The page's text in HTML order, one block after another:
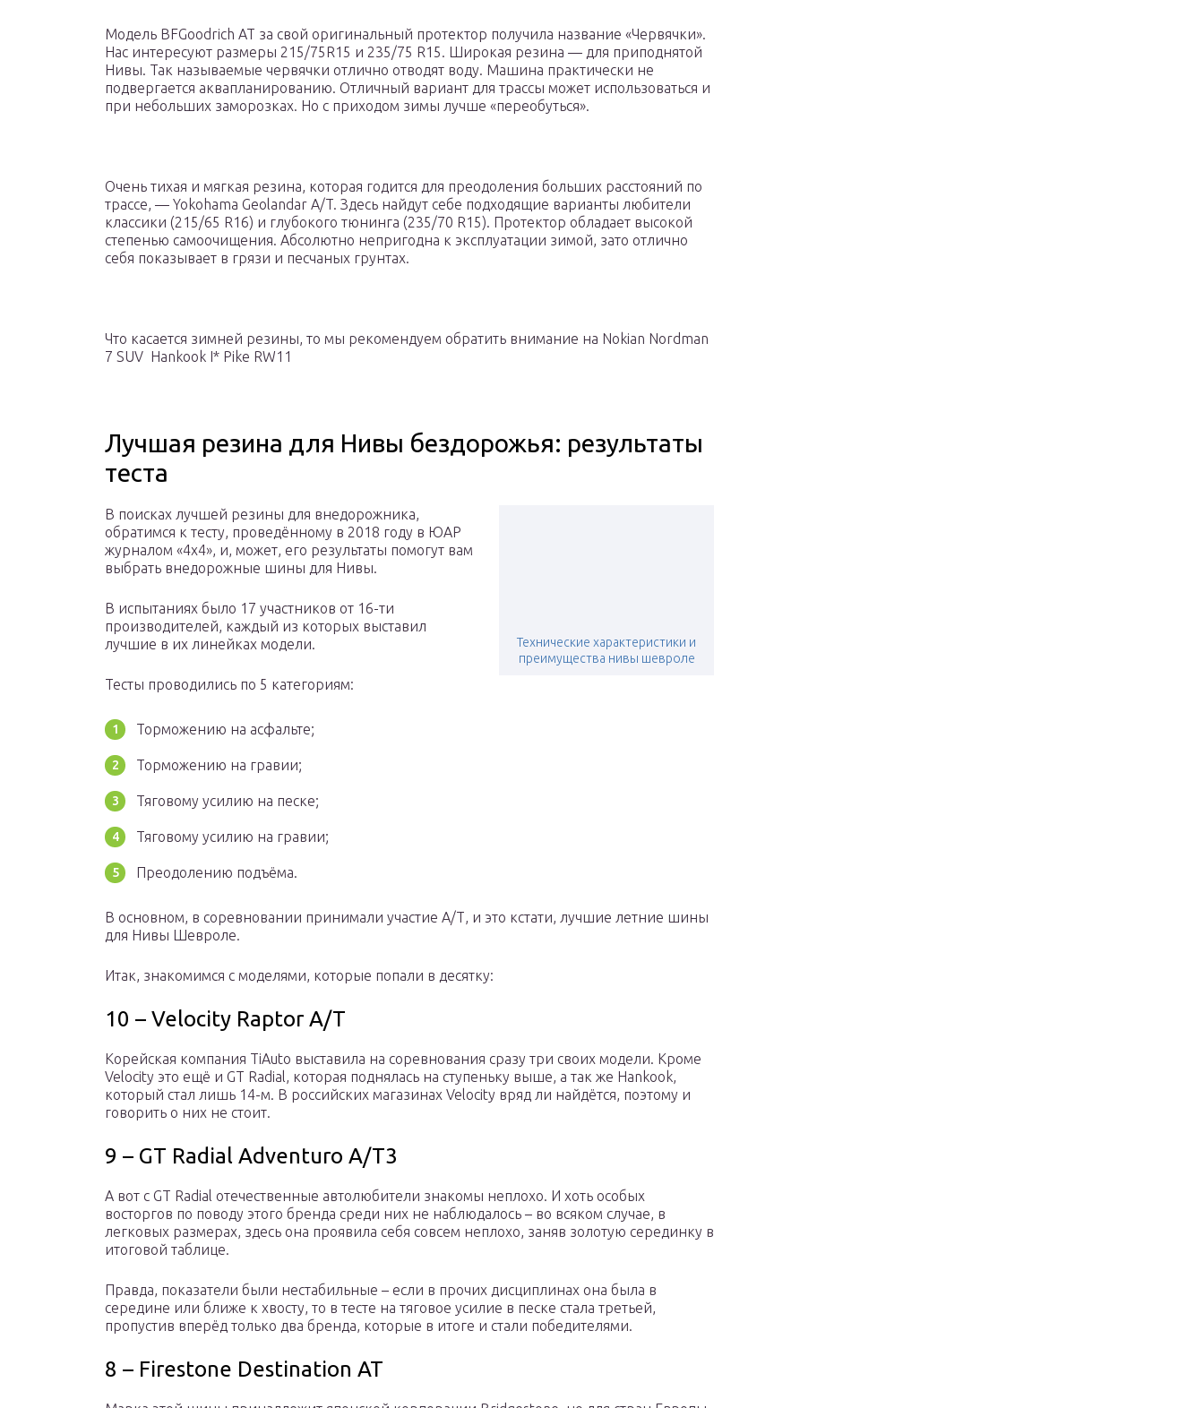
Модель BFGoodrich AT за свой оригинальный протектор получила название «Червячки».
Нас интересуют размеры 215/75R15 и 235/75 R15. Широкая резина — для приподнятой
Нивы. Так называемые червячки отлично отводят воду. Машина практически не
подвергается аквапланированию. Отличный вариант для трассы может использоваться и
при небольших заморозках. Но с приходом зимы лучше «переобуться».
Очень тихая и мягкая резина, которая годится для преодоления больших расстояний по
трассе, — Yokohama Geolandar A/T. Здесь найдут себе подходящие варианты любители
классики (215/65 R16) и глубокого тюнинга (235/70 R15). Протектор обладает высокой
степенью самоочищения. Абсолютно непригодна к эксплуатации зимой, зато отлично
себя показывает в грязи и песчаных грунтах.
Что касается зимней резины, то мы рекомендуем обратить внимание на Nokian Nordman
7 SUV Hankook I* Pike RW11
Лучшая резина для Нивы бездорожья: результаты
теста
Технические характеристики и
преимущества нивы шевроле
В поисках лучшей резины для внедорожника,
обратимся к тесту, проведённому в 2018 году в ЮАР
журналом «4х4», и, может, его результаты помогут вам
выбрать внедорожные шины для Нивы.
В испытаниях было 17 участников от 16-ти
производителей, каждый из которых выставил
лучшие в их линейках модели.
Тесты проводились по 5 категориям:
Торможению на асфальте;
Торможению на гравии;
Тяговому усилию на песке;
Тяговому усилию на гравии;
Преодолению подъёма.
В основном, в соревновании принимали участие А/Т, и это кстати, лучшие летние шины
для Нивы Шевроле.
Итак, знакомимся с моделями, которые попали в десятку:
10 – Velocity Raptor A/T
Корейская компания TiAuto выставила на соревнования сразу три своих модели. Кроме
Velocity это ещё и GT Radial, которая поднялась на ступеньку выше, а так же Hankook,
который стал лишь 14-м. В российских магазинах Velocity вряд ли найдётся, поэтому и
говорить о них не стоит.
9 – GT Radial Adventuro A/T3
А вот с GT Radial отечественные автолюбители знакомы неплохо. И хоть особых
восторгов по поводу этого бренда среди них не наблюдалось – во всяком случае, в
легковых размерах, здесь она проявила себя совсем неплохо, заняв золотую серединку в
итоговой таблице.
Правда, показатели были нестабильные – если в прочих дисциплинах она была в
середине или ближе к хвосту, то в тесте на тяговое усилие в песке стала третьей,
пропустив вперёд только два бренда, которые в итоге и стали победителями.
8 – Firestone Destination AT